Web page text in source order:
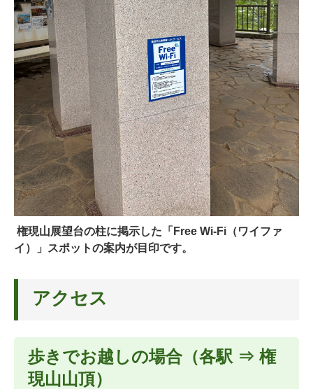
権現山展望台の柱に掲示した「Free Wi-Fi（ワイファ
イ）」スポットの案内が目印です。
アクセス
歩きでお越しの場合（各駅 ⇒ 権
現山山頂）